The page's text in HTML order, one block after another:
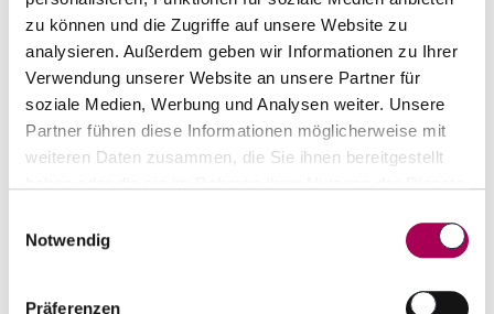
zu können und die Zugriffe auf unsere Website zu
analysieren. Außerdem geben wir Informationen zu Ihrer
Verwendung unserer Website an unsere Partner für
soziale Medien, Werbung und Analysen weiter. Unsere
Partner führen diese Informationen möglicherweise mit
weiteren Daten zusammen, die Sie ihnen bereitgestellt
Notwendig
Präferenzen
Santenay AOP Vielles Vignes, Domaine Jeannot
2021
Artikel sofort lieferbar